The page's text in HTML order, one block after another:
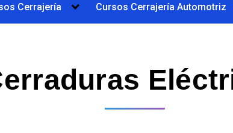
Cerrajería Cursos Cerrajería Automotriz